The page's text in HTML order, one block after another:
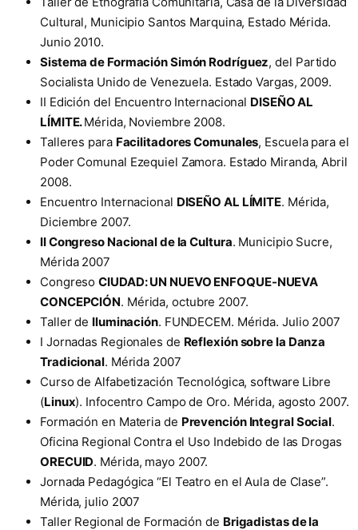
Cultural, Municipio Santos Marquina, Estado Mérida.
Junio 2010.
Sistema de Formación Simón Rodríguez, del Partido
Socialista Unido de Venezuela. Estado Vargas, 2009.
II Edición del Encuentro Internacional DISEÑO AL
LÍMITE.Mérida, Noviembre 2008.
Talleres para Facilitadores Comunales, Escuela para el
Poder Comunal Ezequiel Zamora. Estado Miranda, Abril
2008.
Encuentro Internacional DISEÑO AL LÍMITE. Mérida,
Diciembre 2007.
II Congreso Nacional de la Cultura. Municipio Sucre,
Mérida 2007
CongresoCIUDAD: UN NUEVO ENFOQUE-NUEVA
CONCEPCIÓN. Mérida, octubre 2007.
Taller de Iluminación. FUNDECEM. Mérida. Julio 2007
I Jornadas Regionales de Reflexión sobre la Danza
Tradicional. Mérida 2007
Curso de Alfabetización Tecnológica, software Libre
(Linux). Infocentro Campo de Oro. Mérida, agosto 2007.
Formación en Materia de Prevención Integral Social.
Oficina Regional Contra el Uso Indebido de las Drogas
ORECUID. Mérida, mayo 2007.
Jornada Pedagógica “El Teatro en el Aula de Clase”.
Mérida, julio 2007
Taller Regional de Formación de Brigadistas de la